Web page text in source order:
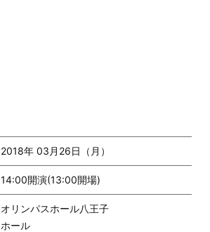
2018年 03月26日（月）
14:00開演(13:00開場)
オリンパスホール八王子
ホール